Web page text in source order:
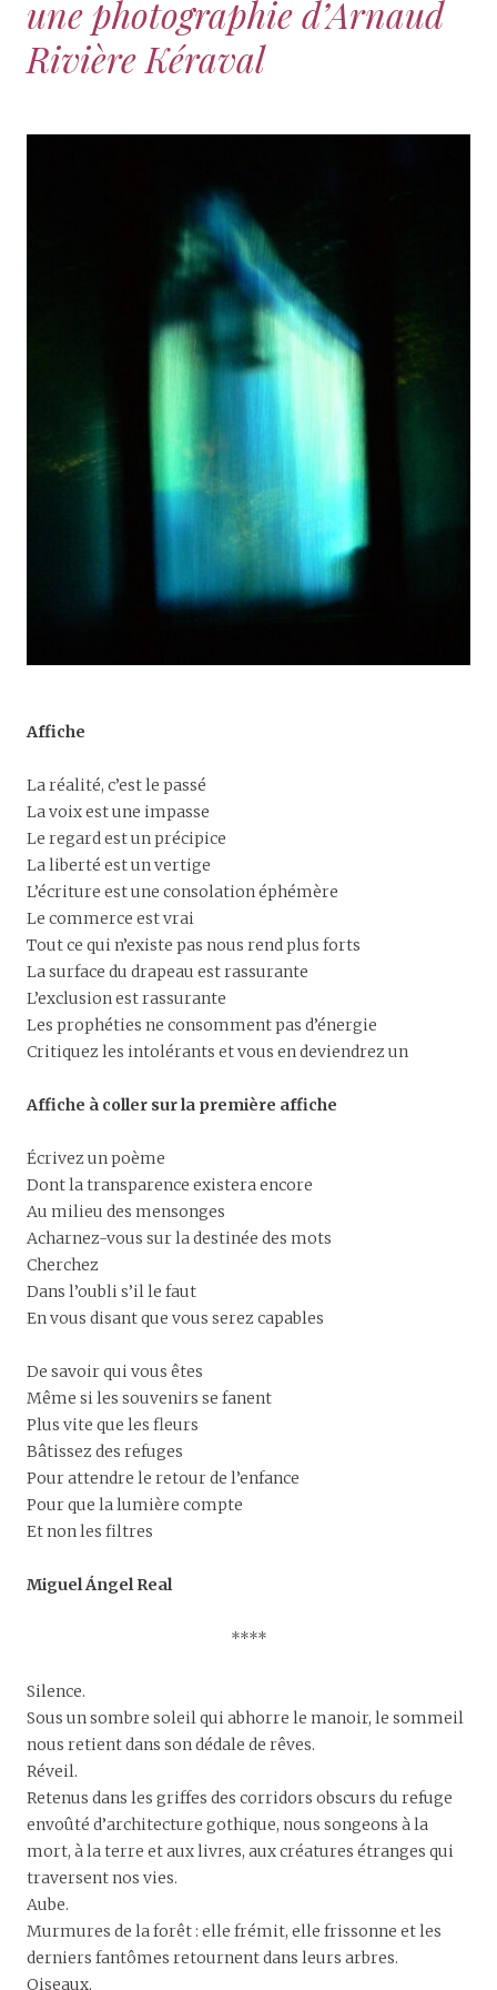
une photographie d’Arnaud
Rivière Kéraval
Affiche
La réalité, c’est le passé
La voix est une impasse
Le regard est un précipice
La liberté est un vertige
L’écriture est une consolation éphémère
Le commerce est vrai
Tout ce qui n’existe pas nous rend plus forts
La surface du drapeau est rassurante
L’exclusion est rassurante
Les prophéties ne consomment pas d’énergie
Critiquez les intolérants et vous en deviendrez un
Affiche à coller sur la première affiche
Écrivez un poème
Dont la transparence existera encore
Au milieu des mensonges
Acharnez-vous sur la destinée des mots
Cherchez
Dans l’oubli s’il le faut
En vous disant que vous serez capables
De savoir qui vous êtes
Même si les souvenirs se fanent
Plus vite que les fleurs
Bâtissez des refuges
Pour attendre le retour de l’enfance
Pour que la lumière compte
Et non les filtres
Miguel Ángel Real
****
Silence.
Sous un sombre soleil qui abhorre le manoir, le sommeil
nous retient dans son dédale de rêves.
Réveil.
Retenus dans les griffes des corridors obscurs du refuge
envoûté d’architecture gothique, nous songeons à la
mort, à la terre et aux livres, aux créatures étranges qui
traversent nos vies.
Aube.
Murmures de la forêt : elle frémit, elle frissonne et les
derniers fantômes retournent dans leurs arbres.
Oiseaux.